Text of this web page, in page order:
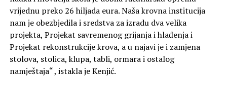
vrijednu preko 26 hiljada eura. Naša krovna institucija
nam je obezbjedila i sredstva za izradu dva velika
projekta, Projekat savremenog grijanja i hlađenja i
Projekat rekonstrukcije krova, a u najavi je i zamjena
stolova, stolica, klupa, tabli, ormara i ostalog
namještaja“ , istakla je Kenjić.